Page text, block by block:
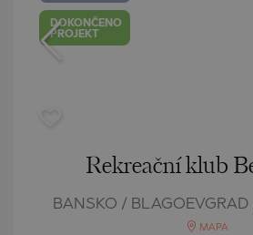
DOKONČENO
PROJEKT
Rekreační klub
BANSKO /
MAPA